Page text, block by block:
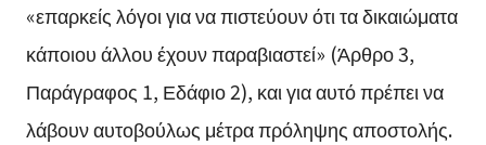
«επαρκείς λόγοι για να πιστεύουν ότι τα δικαιώματα
κάποιου άλλου έχουν παραβιαστεί» (Άρθρο 3,
Παράγραφος 1, Εδάφιο 2), και για αυτό πρέπει να
λάβουν αυτοβούλως μέτρα πρόληψης αποστολής.